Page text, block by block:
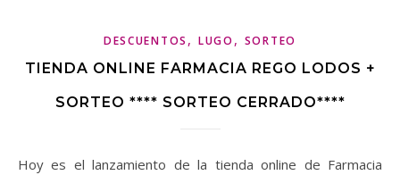
DESCUENTOS , LUGO , SORTEO
TIENDA ONLINE FARMACIA REGO LODOS +
SORTEO **** SORTEO CERRADO****
Hoy es el lanzamiento de la tienda online de Farmacia